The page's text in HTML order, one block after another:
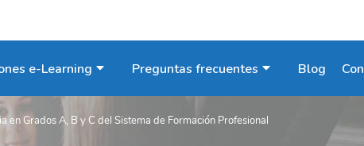
e-Learning Preguntas frecuentes Blog
Grados A, B y C del Sistema de Formación Profesional